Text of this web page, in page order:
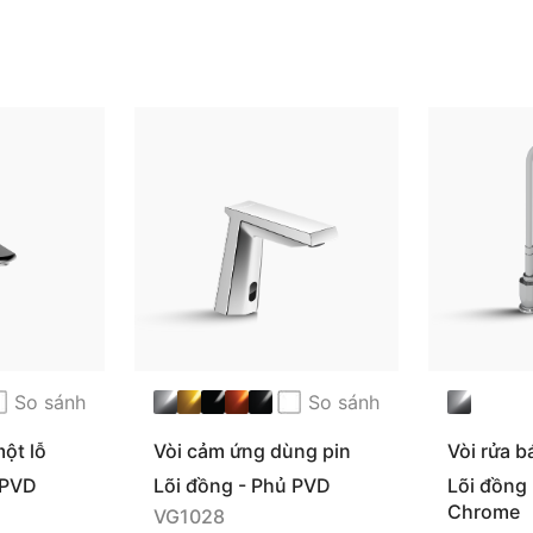
cao khi vệ sinh bề
Bảo hành chính hãng
Hotline: 1800 58 58
So sánh
lỗ
So sánh
Vòi cảm ứng dùng pin
VG1028
Lõi đồng - Phủ PVD
VG1028
Vòi rửa
Lõi đồng
Chrome